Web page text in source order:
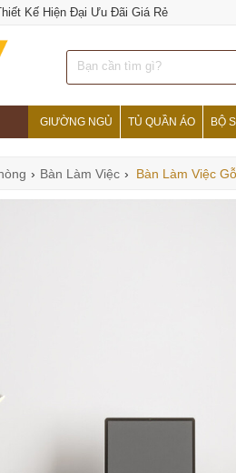
Kế Hiện Đại Ưu Đãi Giá Rẻ
GIƯỜNG NGỦ TỦ QUẦN ÁO BỘ
› Bàn Làm Việc › Bàn Làm Việc